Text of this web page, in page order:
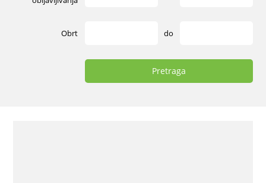
Obrt do
Pretraga